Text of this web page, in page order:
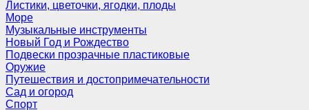
Листики, цветочки, ягодки, плоды
Море
Музыкальные инструменты
Новый Год и Рождество
Подвески прозрачные пластиковые
Оружие
Путешествия и достопримечательности
Сад и огород
Спорт